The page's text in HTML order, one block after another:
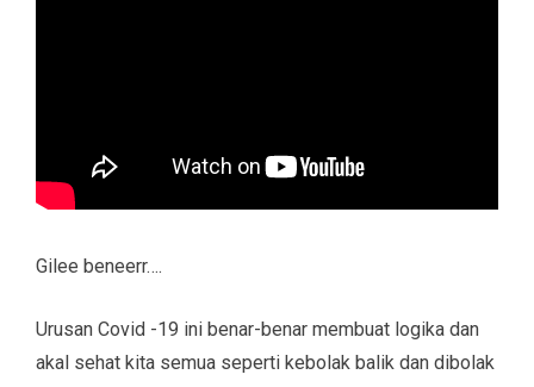
Gilee beneerr….
Urusan Covid -19 ini benar-benar membuat logika dan
akal sehat kita semua seperti kebolak balik dan dibolak